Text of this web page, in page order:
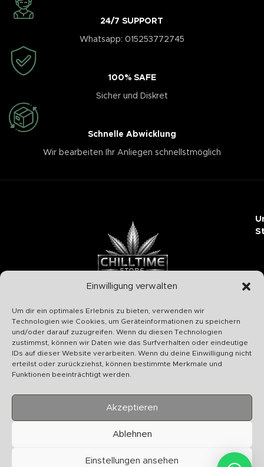
Einwilligung verwalten
Um dir ein optimales Erlebnis zu bieten, verwenden wir
Technologien wie Cookies, um Geräteinformationen zu speichern
und/oder darauf zuzugreifen. Wenn du diesen Technologien
zustimmst, können wir Daten wie das Surfverhalten oder eindeutige
IDs auf dieser Website verarbeiten. Wenn du deine Einwilligung nicht
erteilst oder zurückziehst, können bestimmte Merkmale und
Funktionen beeinträchtigt werden.
Akzeptieren
Ablehnen
Einstellungen ansehen
24/7 SUPPORT
Whatsapp: 015253772745
100% SAFE
Sicher und Diskret
Schnelle Abwicklung
Wir bearbeiten Ihr Anliegen schnellstmöglich
Chilltime Store
07331 4577974
Info@chilltime.de
Bahnhofstr. 19 73312 Geislingen